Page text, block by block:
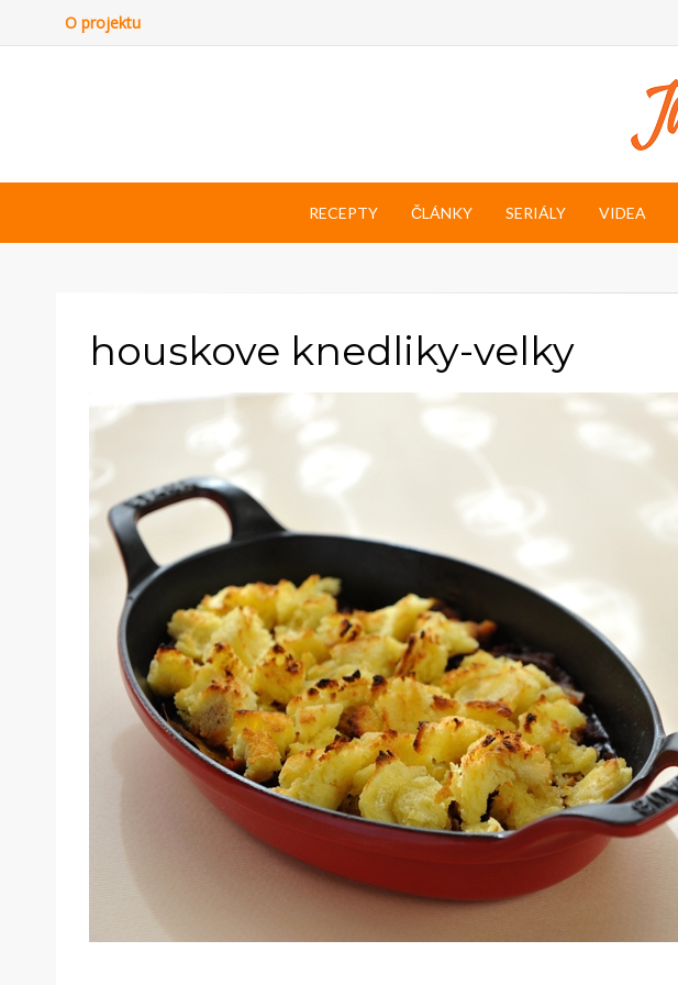
O projektu
RECEPTY ČLÁNKY SERIÁLY VIDEA
houskove knedliky-velky